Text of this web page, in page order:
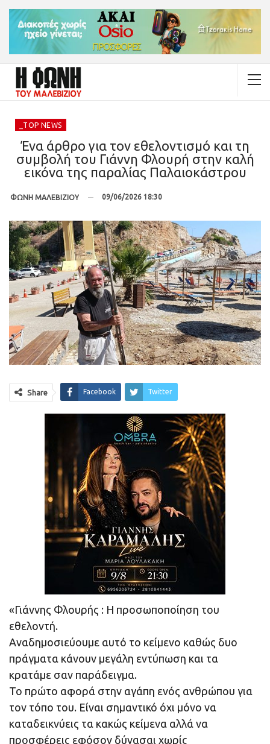
_TOP NEWS
Ένα άρθρο για τον εθελοντισμό και τη
συμβολή του Γιάννη Φλουρή στην καλή
εικόνα της παραλίας Παλαιοκάστρου
ΦΩΝΗ ΜΑΛΕΒΙΖΙΟΥ 09/06/2026 18:30
Share Facebook Twitter
«Γιάννης Φλουρής : Η προσωποποίηση του
εθελοντή.
Αναδημοσιεύουμε αυτό το κείμενο καθώς δυο
πράγματα κάνουν μεγάλη εντύπωση και τα
κρατάμε σαν παράδειγμα.
Το πρώτο αφορά στην αγάπη ενός ανθρώπου για
τον τόπο του. Είναι σημαντικό όχι μόνο να
καταδεικνύεις τα κακώς κείμενα αλλά να
προσφέρεις εφόσον δύνασαι χωρίς